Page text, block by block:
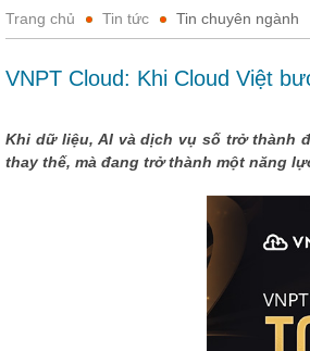
Trang chủ Tin tức Tin chuyên ngành
VNPT Cloud: Khi Cloud Việt
Khi dữ liệu, AI và dịch vụ số trở thành
thay thế, mà đang trở thành một năng